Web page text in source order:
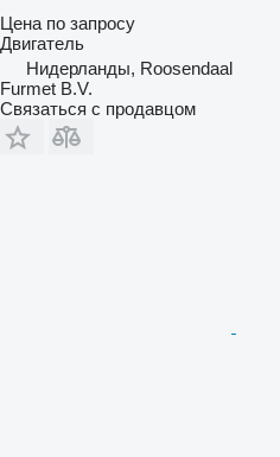
Цена по запросу
Двигатель
Нидерланды, Roosendaal
Furmet B.V.
Связаться с продавцом